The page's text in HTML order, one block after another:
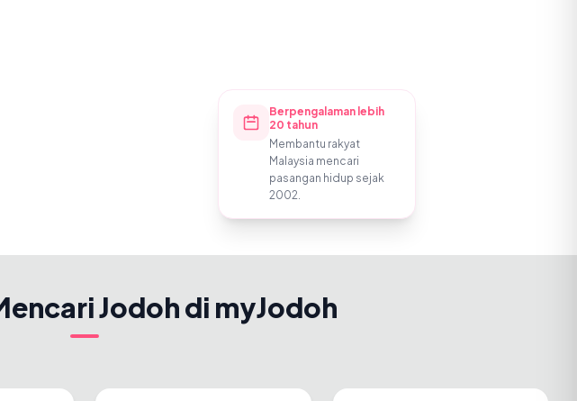
Berpengalaman lebih
20 tahun
Membantu rakyat
Malaysia mencari
pasangan hidup sejak
2002.
Jodoh di myJodoh